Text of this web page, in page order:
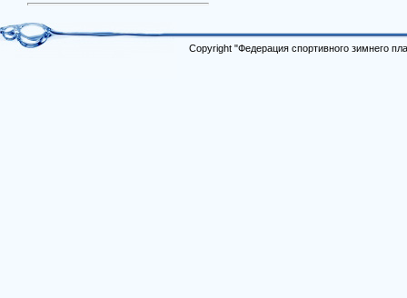
Copyright "Федерация спортивного зимнего